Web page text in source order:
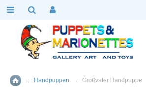
Home
:: Handpuppen :: Großvater Handpuppe